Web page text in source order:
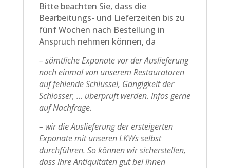
Bitte beachten Sie, dass die
Bearbeitungs- und Lieferzeiten bis zu
fünf Wochen nach Bestellung in
Anspruch nehmen können, da
– sämtliche Exponate vor der Auslieferung
noch einmal von unserem Restauratoren
auf fehlende Schlüssel, Gängigkeit der
Schlösser, … überprüft werden. Infos gerne
auf Nachfrage.
– wir die Auslieferung der ersteigerten
Exponate mit unseren LKWs selbst
durchführen. So können wir sicherstellen,
dass Ihre Antiquitäten gut bei Ihnen